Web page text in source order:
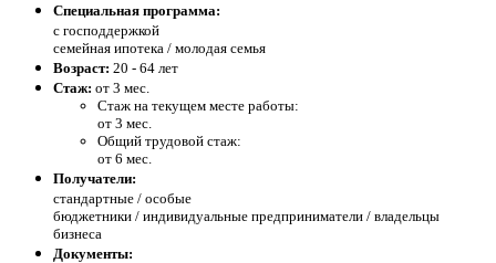
Специальная программа:
с господдержкой
семейная ипотека / молодая семья
Возраст: 20 - 64 лет
Стаж: от 3 мес.
Стаж на текущем месте работы:
от 3 мес.
Общий трудовой стаж:
от 6 мес.
Получатели:
стандартные / особые
бюджетники / индивидуальные предприниматели / владельцы
бизнеса
Документы: